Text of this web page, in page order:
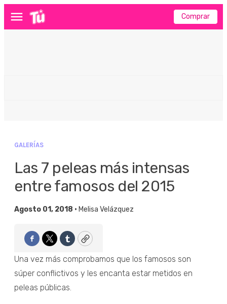
Menú Comprar
GALERÍAS
Las 7 peleas más intensas
entre famosos del 2015
Agosto 01, 2018 • Melisa Velázquez
Facebook
TwitterTumblrCopy
Una vez más comprobamos que los famosos son
súper conflictivos y les encanta estar metidos en
peleas públicas.